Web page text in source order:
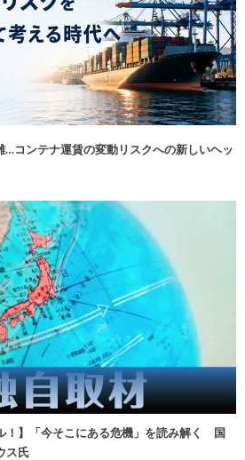
…コンテナ運賃の変動リスクへの新しいヘッ
！】「今そこにある危機」を読み解く 国
ス氏